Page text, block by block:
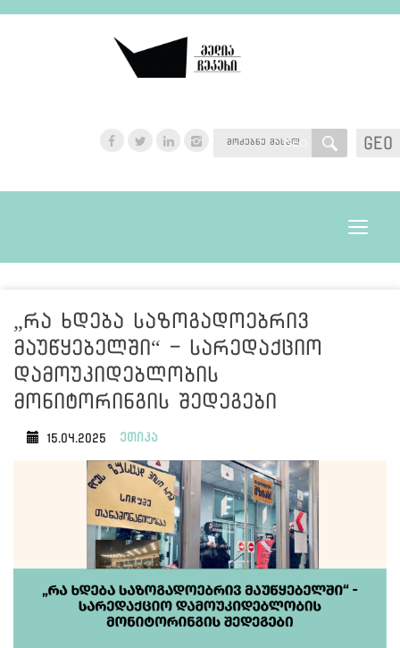
GEO
GEO
Toggle
„რა ხდება საზოგადოებრივ
მაუწყებელში“ - სარედაქციო
დამოუკიდებლობის
მონიტორინგის შედეგები
15.04.2025 ეთიკა